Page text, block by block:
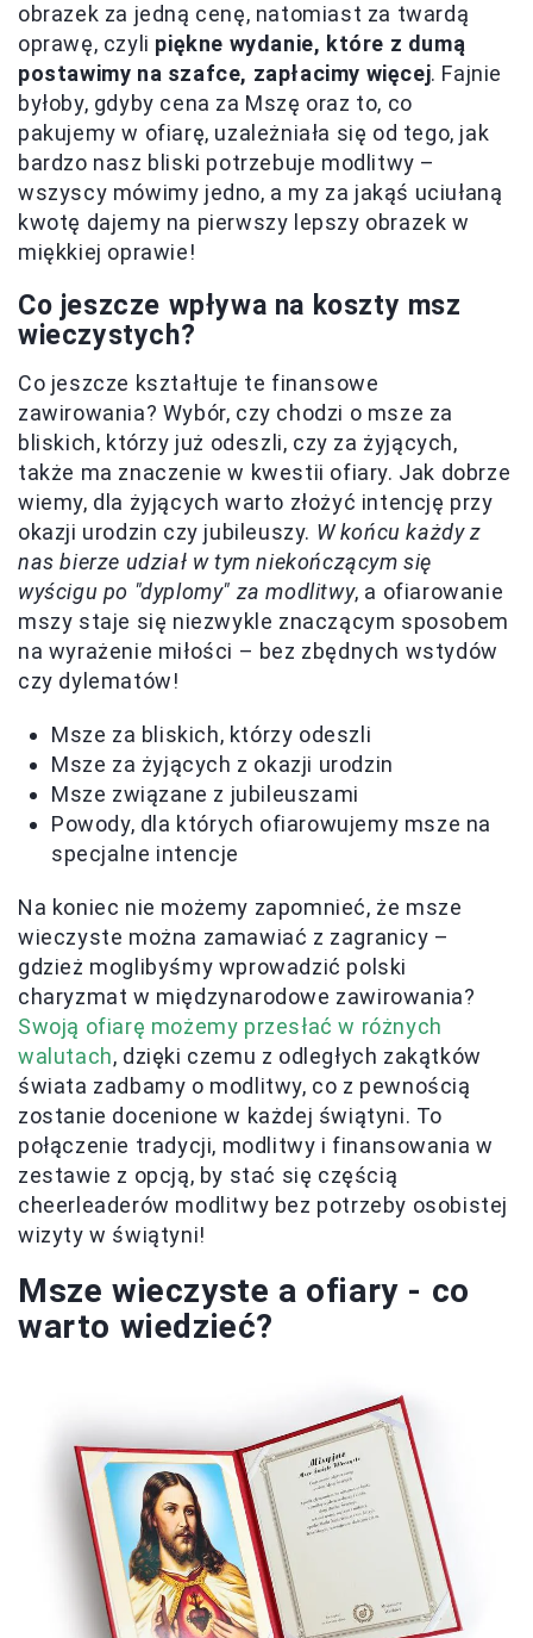
obrazek za jedną cenę, natomiast za twardą
oprawę, czyli piękne wydanie, które z dumą
postawimy na szafce, zapłacimy więcej. Fajnie
byłoby, gdyby cena za Mszę oraz to, co
pakujemy w ofiarę, uzależniała się od tego, jak
bardzo nasz bliski potrzebuje modlitwy –
wszyscy mówimy jedno, a my za jakąś uciułaną
kwotę dajemy na pierwszy lepszy obrazek w
miękkiej oprawie!
Co jeszcze wpływa na koszty msz
wieczystych?
Co jeszcze kształtuje te finansowe
zawirowania? Wybór, czy chodzi o msze za
bliskich, którzy już odeszli, czy za żyjących,
także ma znaczenie w kwestii ofiary. Jak dobrze
wiemy, dla żyjących warto złożyć intencję przy
okazji urodzin czy jubileuszy. W końcu każdy z
nas bierze udział w tym niekończącym się
wyścigu po "dyplomy" za modlitwy, a ofiarowanie
mszy staje się niezwykle znaczącym sposobem
na wyrażenie miłości – bez zbędnych wstydów
czy dylematów!
Msze za bliskich, którzy odeszli
Msze za żyjących z okazji urodzin
Msze związane z jubileuszami
Powody, dla których ofiarowujemy msze na
specjalne intencje
Na koniec nie możemy zapomnieć, że msze
wieczyste można zamawiać z zagranicy –
gdzież moglibyśmy wprowadzić polski
charyzmat w międzynarodowe zawirowania?
Swoją ofiarę możemy przesłać w różnych
walutach, dzięki czemu z odległych zakątków
świata zadbamy o modlitwy, co z pewnością
zostanie docenione w każdej świątyni. To
połączenie tradycji, modlitwy i finansowania w
zestawie z opcją, by stać się częścią
cheerleaderów modlitwy bez potrzeby osobistej
wizyty w świątyni!
Msze wieczyste a ofiary - co
warto wiedzieć?